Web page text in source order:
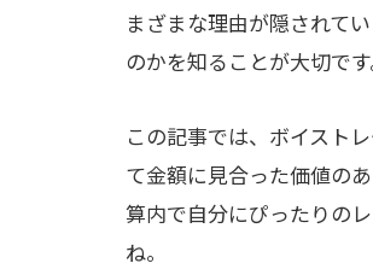
まざまな理由が隠されて
のかを知ることが大切です
この記事では、ボイスト
て金額に見合った価値の
算内で自分にぴったりの
ね。